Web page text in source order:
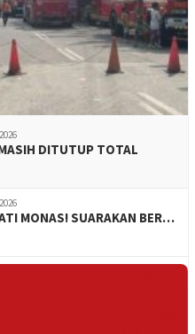
DITUTUP TOTAL
MONAS! SUARAKAN BER…